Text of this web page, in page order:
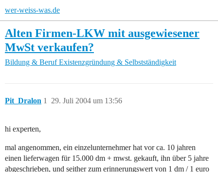
wer-weiss-was.de
Alten Firmen-LKW mit ausgewiesener
MwSt verkaufen?
Bildung & Beruf Existenzgründung & Selbstständigkeit
Pit_Dralon 29. Juli 2004 um 13:56
1
hi experten,
mal angenommen, ein einzelunternehmer hat vor ca. 10 jahren
einen lieferwagen für 15.000 dm + mwst. gekauft, ihn über 5 jahre
abgeschrieben, und seither zum erinnerungswert von 1 dm / 1 euro